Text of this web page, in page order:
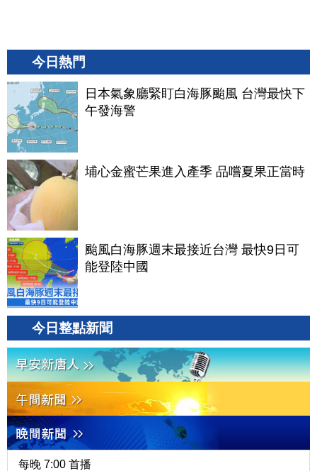
今日熱門
日本氣象廳緊盯白海豚颱風 台灣最快下
午發海警
埔心金蜜芒果進入產季 品嚐夏果正當時
颱風白海豚週末最接近台灣 最快9日可
能登陸中國
今日整點新聞
每晚 7:00 首播